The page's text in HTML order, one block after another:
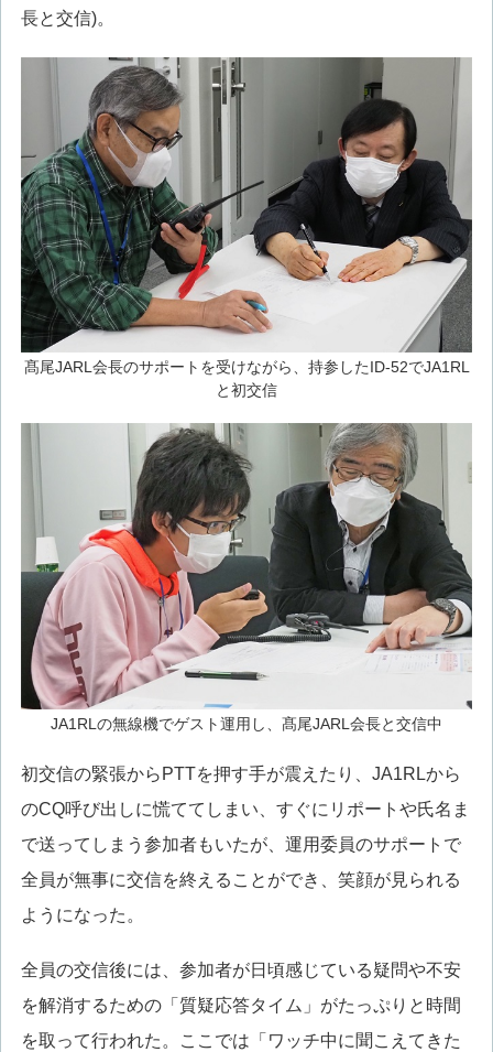
長と交信)。
髙尾JARL会長のサポートを受けながら、持参したID-52でJA1RL
と初交信
JA1RLの無線機でゲスト運用し、髙尾JARL会長と交信中
初交信の緊張からPTTを押す手が震えたり、JA1RLから
のCQ呼び出しに慌ててしまい、すぐにリポートや氏名ま
で送ってしまう参加者もいたが、運用委員のサポートで
全員が無事に交信を終えることができ、笑顔が見られる
ようになった。
全員の交信後には、参加者が日頃感じている疑問や不安
を解消するための「質疑応答タイム」がたっぷりと時間
を取って行われた。ここでは「ワッチ中に聞こえてきた